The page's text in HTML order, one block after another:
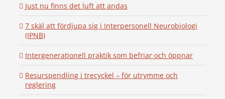
Just nu finns det luft att andas
7 skäl att fördjupa sig i Interpersonell Neurobiologi
(IPNB)
Intergenerationell praktik som befriar och öppnar
Resurspendling i trecyckel – för utrymme och
reglering